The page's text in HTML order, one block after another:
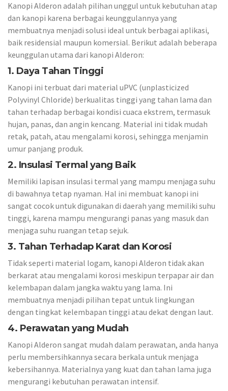
Kanopi Alderon adalah pilihan unggul untuk kebutuhan atap
dan kanopi karena berbagai keunggulannya yang
membuatnya menjadi solusi ideal untuk berbagai aplikasi,
baik residensial maupun komersial. Berikut adalah beberapa
keunggulan utama dari kanopi Alderon:
1. Daya Tahan Tinggi
Kanopi ini terbuat dari material uPVC (unplasticized
Polyvinyl Chloride) berkualitas tinggi yang tahan lama dan
tahan terhadap berbagai kondisi cuaca ekstrem, termasuk
hujan, panas, dan angin kencang. Material ini tidak mudah
retak, patah, atau mengalami korosi, sehingga menjamin
umur panjang produk.
2. Insulasi Termal yang Baik
Memiliki lapisan insulasi termal yang mampu menjaga suhu
di bawahnya tetap nyaman. Hal ini membuat kanopi ini
sangat cocok untuk digunakan di daerah yang memiliki suhu
tinggi, karena mampu mengurangi panas yang masuk dan
menjaga suhu ruangan tetap sejuk.
3. Tahan Terhadap Karat dan Korosi
Tidak seperti material logam, kanopi Alderon tidak akan
berkarat atau mengalami korosi meskipun terpapar air dan
kelembapan dalam jangka waktu yang lama. Ini
membuatnya menjadi pilihan tepat untuk lingkungan
dengan tingkat kelembapan tinggi atau dekat dengan laut.
4. Perawatan yang Mudah
Kanopi Alderon sangat mudah dalam perawatan, anda hanya
perlu membersihkannya secara berkala untuk menjaga
kebersihannya. Materialnya yang kuat dan tahan lama juga
mengurangi kebutuhan perawatan intensif.